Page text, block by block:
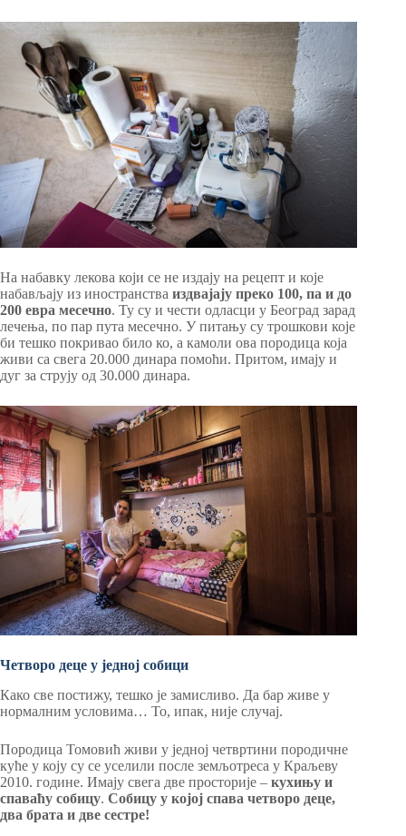
На набавку лекова који се не издају на рецепт и које
набављају из иностранства издвајају преко 100, па и до
200 евра месечно. Ту су и чести одласци у Београд зарад
лечења, по пар пута месечно. У питању су трошкови које
би тешко покривао било ко, а камоли ова породица која
живи са свега 20.000 динара помоћи. Притом, имају и
дуг за струју од 30.000 динара.
Четворо деце у једној собици
Како све постижу, тешко је замисливо. Да бар живе у
нормалним условима… То, ипак, није случај.
Породица Томовић живи у једној четвртини породичне
куће у коју су се уселили после земљотреса у Краљеву
2010. године. Имају свега две просторије – кухињу и
спаваћу собицу. Собицу у којој спава четворо деце,
два брата и две сестре!